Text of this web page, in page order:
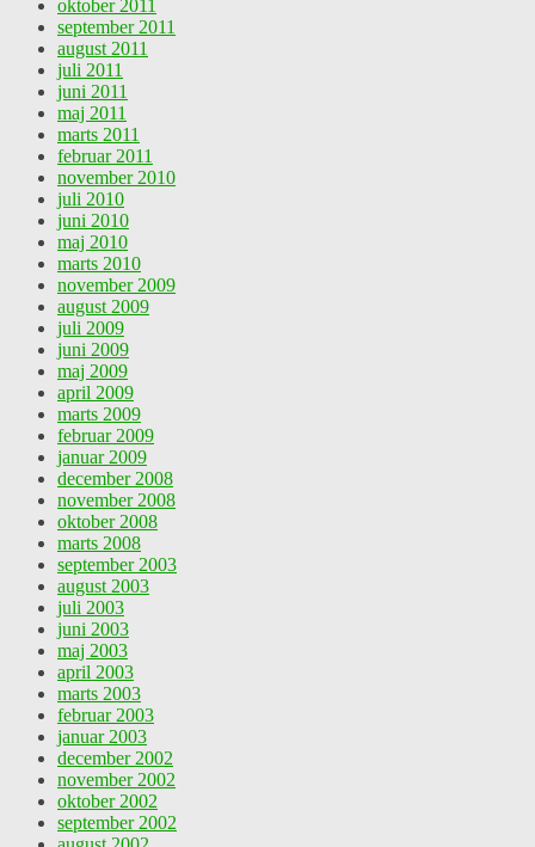
oktober 2011
september 2011
august 2011
juli 2011
juni 2011
maj 2011
marts 2011
februar 2011
november 2010
juli 2010
juni 2010
maj 2010
marts 2010
november 2009
august 2009
juli 2009
juni 2009
maj 2009
april 2009
marts 2009
februar 2009
januar 2009
december 2008
november 2008
oktober 2008
marts 2008
september 2003
august 2003
juli 2003
juni 2003
maj 2003
april 2003
marts 2003
februar 2003
januar 2003
december 2002
november 2002
oktober 2002
september 2002